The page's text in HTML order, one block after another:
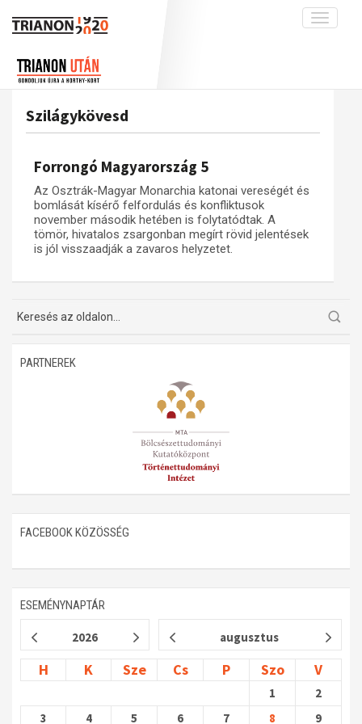
Toggle
A békerendszer megszilárdulása
Utókor és emlékezet
Galéria
Adatbázis
Emlékművek (feltöltés alatt)
Menekültek
Visszhang
Publikációk
Kapcsolat
Műhelymunkák
Szilágykövesd
Forrongó Magyarország 5
Az Osztrák-Magyar Monarchia katonai vereségét és
bomlását kísérő felfordulás és konfliktusok
november második hetében is folytatódtak. A
tömör, hivatalos zsargonban megírt rövid jelentések
is jól visszaadják a zavaros helyzetet.
PARTNEREK
FACEBOOK KÖZÖSSÉG
ESEMÉNYNAPTÁR
2026 augusztus
H K Sze Cs P Szo V
1
2
3
4 5 6 7 8 9